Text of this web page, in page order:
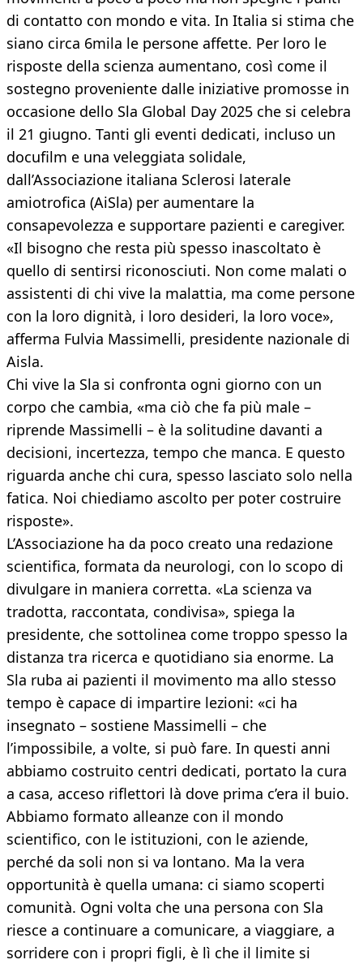
di contatto con mondo e vita. In Italia si stima che
siano circa 6mila le persone affette. Per loro le
risposte della scienza aumentano, così come il
sostegno proveniente dalle iniziative promosse in
occasione dello Sla Global Day 2025 che si celebra
il 21 giugno. Tanti gli eventi dedicati, incluso un
docufilm e una veleggiata solidale,
dall’Associazione italiana Sclerosi laterale
amiotrofica (AiSla) per aumentare la
consapevolezza e supportare pazienti e caregiver.
«Il bisogno che resta più spesso inascoltato è
quello di sentirsi riconosciuti. Non come malati o
assistenti di chi vive la malattia, ma come persone
con la loro dignità, i loro desideri, la loro voce»,
afferma Fulvia Massimelli, presidente nazionale di
Aisla.
Chi vive la Sla si confronta ogni giorno con un
corpo che cambia, «ma ciò che fa più male –
riprende Massimelli – è la solitudine davanti a
decisioni, incertezza, tempo che manca. E questo
riguarda anche chi cura, spesso lasciato solo nella
fatica. Noi chiediamo ascolto per poter costruire
risposte».
L’Associazione ha da poco creato una redazione
scientifica, formata da neurologi, con lo scopo di
divulgare in maniera corretta. «La scienza va
tradotta, raccontata, condivisa», spiega la
presidente, che sottolinea come troppo spesso la
distanza tra ricerca e quotidiano sia enorme. La
Sla ruba ai pazienti il movimento ma allo stesso
tempo è capace di impartire lezioni: «ci ha
insegnato – sostiene Massimelli – che
l’impossibile, a volte, si può fare. In questi anni
abbiamo costruito centri dedicati, portato la cura
a casa, acceso riflettori là dove prima c’era il buio.
Abbiamo formato alleanze con il mondo
scientifico, con le istituzioni, con le aziende,
perché da soli non si va lontano. Ma la vera
opportunità è quella umana: ci siamo scoperti
comunità. Ogni volta che una persona con Sla
riesce a continuare a comunicare, a viaggiare, a
sorridere con i propri figli, è lì che il limite si